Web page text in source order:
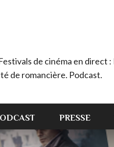
de cinéma en direct
de romancière. Podcast.
PRESSE